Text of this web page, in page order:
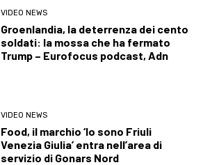
VIDEO NEWS
Groenlandia, la deterrenza dei cento
soldati: la mossa che ha fermato
Trump – Eurofocus podcast, Adn
VIDEO NEWS
Food, il marchio ‘Io sono Friuli
Venezia Giulia’ entra nell’area di
servizio di Gonars Nord